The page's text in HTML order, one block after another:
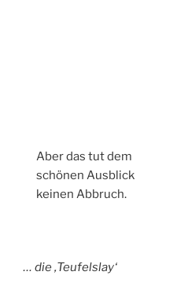
Aber das tut dem
schönen Ausblick
keinen Abbruch.
… die ‚Teufelslay‘